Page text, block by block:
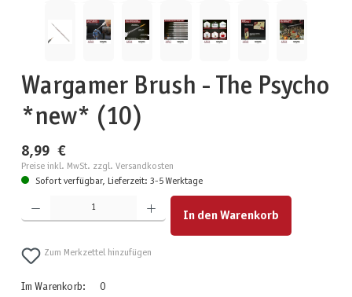
Wargamer Brush - The Psycho
*new* (10)
8,99 €
Preise inkl. MwSt. zzgl. Versandkosten
Sofort verfügbar, Lieferzeit: 3-5 Werktage
Produkt Anzahl: Gib den gewünschten Wert ein oder benutze die Schaltflächen um die Anzahl zu
In den Warenkorb
Zum Merkzettel hinzufügen
Im Warenkorb:
0